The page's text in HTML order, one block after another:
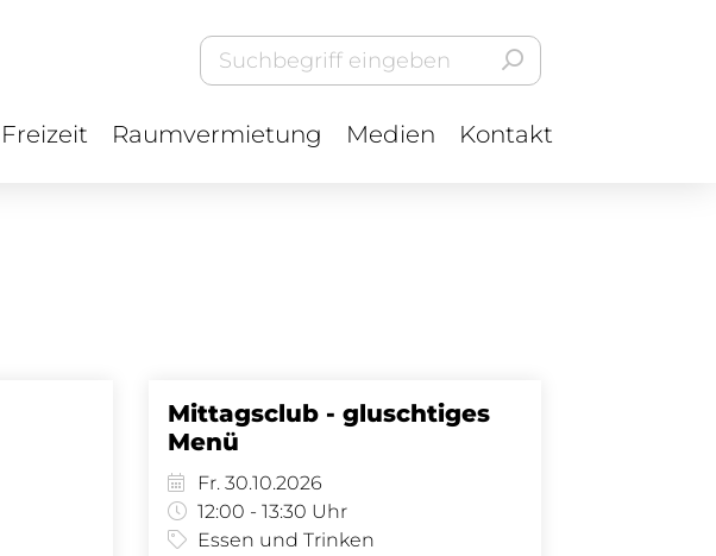
Freizeit Raumvermietung Medien Kontakt
Mittagsclub - gluschtiges
Menü
Fr. 30.10.2026
12:00 - 13:30 Uhr
Essen und Trinken